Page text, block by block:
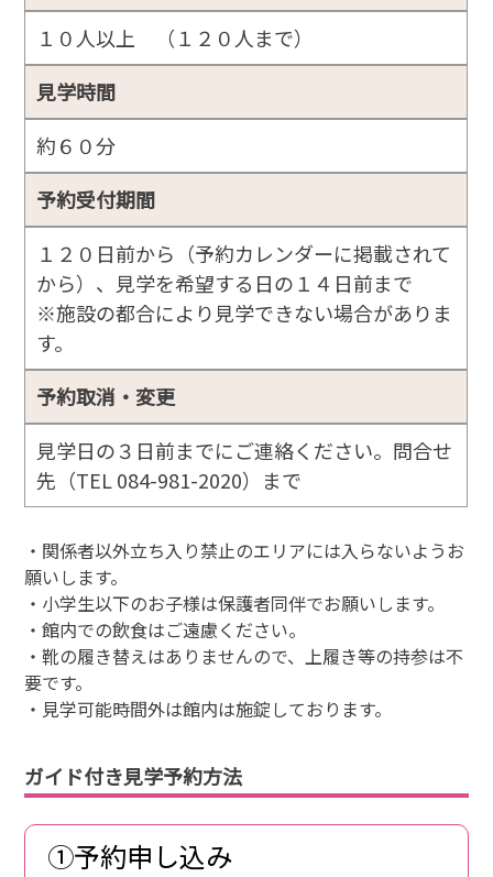
１０人以上 （１２０人まで）
見学時間
約６０分
予約受付期間
１２０日前から（予約カレンダーに掲載されて
から）、見学を希望する日の１４日前まで
※施設の都合により見学できない場合がありま
す。
予約取消・変更
見学日の３日前までにご連絡ください。問合せ
先（TEL 084-981-2020）まで
・関係者以外立ち入り禁止のエリアには入らないようお
願いします。
・小学生以下のお子様は保護者同伴でお願いします。
・館内での飲食はご遠慮ください。
・靴の履き替えはありませんので、上履き等の持参は不
要です。
・見学可能時間外は館内は施錠しております。
ガイド付き見学予約方法
①予約申し込み